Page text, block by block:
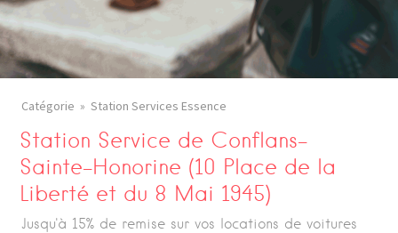
Catégorie Station Services Essence
Station Service de Conflans-
Sainte-Honorine (10 Place de la
Liberté et du 8 Mai 1945)
Jusqu'à 15% de remise sur vos locations de voitures